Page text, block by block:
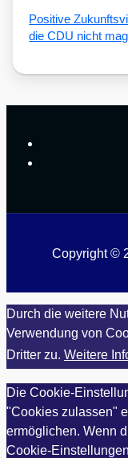
Posi­ti­ve
die CDU nicht
Copyright ©
Durch die weitere
Verwendung von
Dritter zu. Weitere
Die Cookie-
"Cookies zulassen"
ermöglichen. Wenn
Cookie-